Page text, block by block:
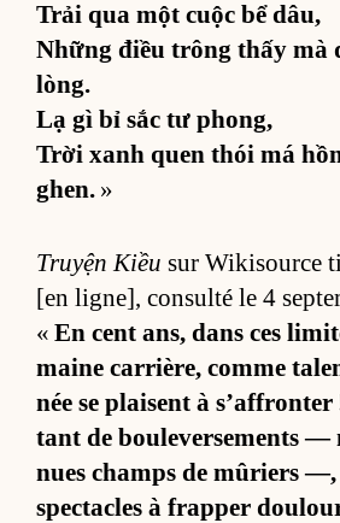
Trải qua một cuộc bể dâu,
Những điều trông thấy mà
lòng.
Lạ gì bỉ sắc tư phong,
Trời xanh quen thói má
ghen. »
Truyện Kiều sur Wi­ki­source
[en li­gne], consulté le 4
« En cent ans, dans ces
maine car­riè­re, comme
née se plaisent à
tant de bou­le­ver­se­ments —
nues champs de mû­riers —,
spec­tacles à frap­per